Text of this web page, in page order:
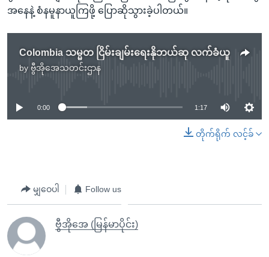
အနေနဲ့ စံနမူနာယူကြဖို့ ပြောဆိုသွားခဲ့ပါတယ်။
Colombia သမ္မတ ငြိမ်းချမ်းရေးနိုဘယ်ဆု လက်ခံယူ
by ဗွီအိုအေသတင်းဌာန
No media source currently available
0:00 1:17
တိုက်ရိုက် လင့်ခ်
မျှဝေပါ Follow us
ဗွီအိုအေ (မြန်မာပိုင်း)